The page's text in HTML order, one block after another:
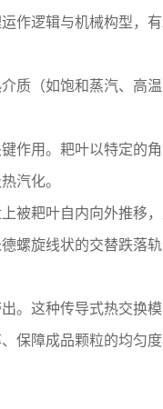
作逻辑与机械构型，
质（如饱和蒸汽、高
作用。耙叶以特定的
汽化。
被耙叶自内向外推移
螺旋线状的交替跌落
。这种传导式热交换
保障成品颗粒的均匀度